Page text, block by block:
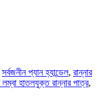
সর্বজনীন প্যান হ্যান্ডেল, রান্নার
লম্বা হাতলযুক্ত রান্নার পাত্র,